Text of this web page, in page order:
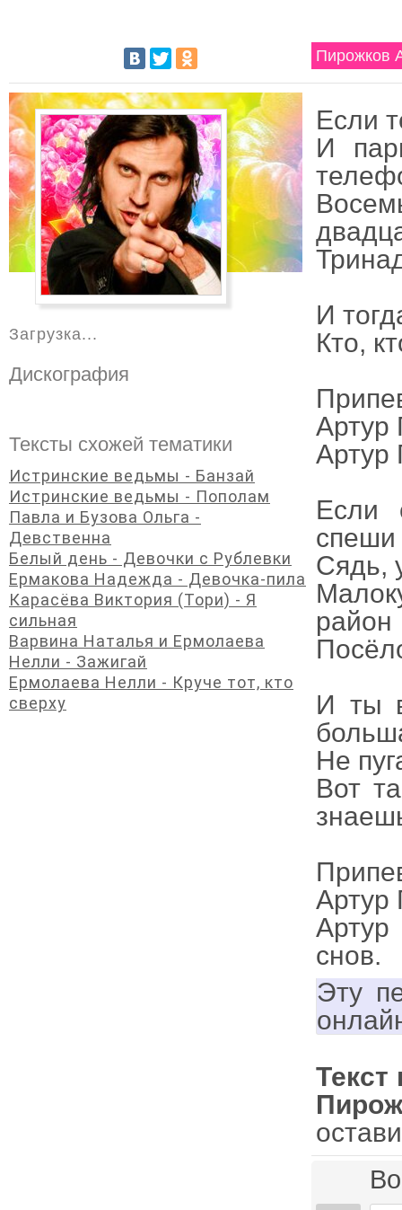
Пирожков
Если
И
И
Кто,
Артур
Артур
Если
спеши
Сядь,
район
И ты
Не
Вот
Артур
снов.
Эту
Загрузка...
Дискография
Тексты схожей тематики
Истринские ведьмы - Банзай
Истринские ведьмы - Пополам
Павла и Бузова Ольга -
Девственна
Белый день - Девочки с Рублевки
Ермакова Надежда - Девочка-пила
Карасёва Виктория (Тори) - Я
сильная
Варвина Наталья и Ермолаева
Нелли - Зажигай
Ермолаева Нелли - Круче тот, кто
сверху